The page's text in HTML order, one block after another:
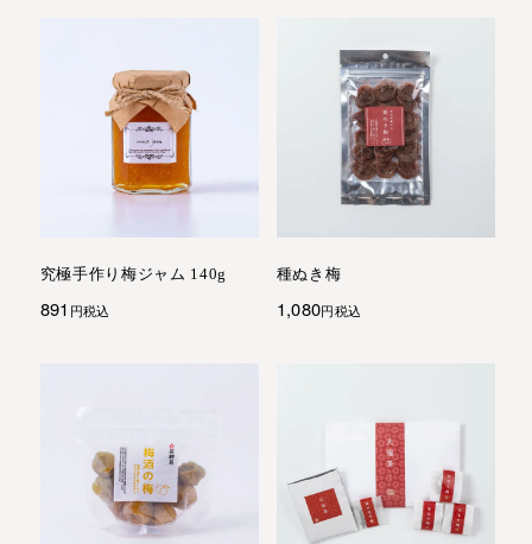
究極手作り梅ジャム 140g
891 税込
種ぬき梅
1,080 税込